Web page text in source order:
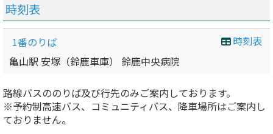
時刻表
時刻表
1番のりば
亀山駅 安塚（鈴鹿車庫） 鈴鹿中央病院
路線バスののりば及び行先のみご案内しております。
※予約制高速バス、コミュニティバス、降車場所はご案内し
ておりません。